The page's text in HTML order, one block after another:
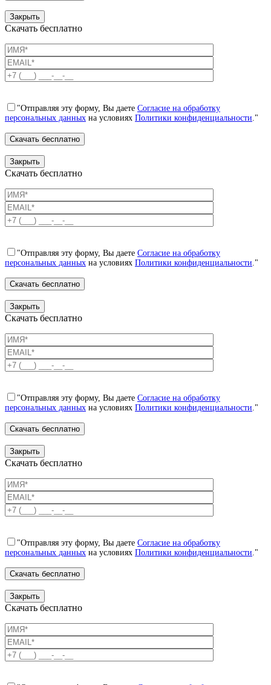
Закрыть
Скачать бесплатно
"Отправляя эту форму, Вы даете Согласие на обработку
персональных данных на условиях Политики конфиденциальности."
Закрыть
Скачать бесплатно
"Отправляя эту форму, Вы даете Согласие на обработку
персональных данных на условиях Политики конфиденциальности."
Закрыть
Скачать бесплатно
"Отправляя эту форму, Вы даете Согласие на обработку
персональных данных на условиях Политики конфиденциальности."
Закрыть
Скачать бесплатно
"Отправляя эту форму, Вы даете Согласие на обработку
персональных данных на условиях Политики конфиденциальности."
Закрыть
Скачать бесплатно